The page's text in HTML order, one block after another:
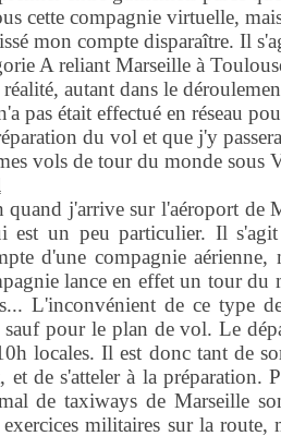
cette compagnie virtuelle,
mon compte disparaître. Il
A reliant Marseille à
autant dans le
pas était effectué en réseau
du vol et que j'y
vols de tour du monde sous
j'arrive sur l'aéroport de
est un peu particulier. Il
d'une compagnie
lance en effet un tour du
L'inconvénient de ce type
sauf pour le plan de vol. Le
locales. Il est donc tant de
et de s'atteler à la
de taxiways de Marseille
militaires sur la route,